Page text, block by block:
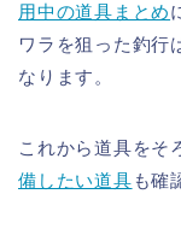
用中の道具まとめ
ワラを狙った釣行
なります。
これから道具をそ
備したい道具 も確